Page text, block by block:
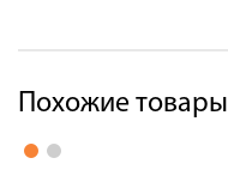
Похожие товары